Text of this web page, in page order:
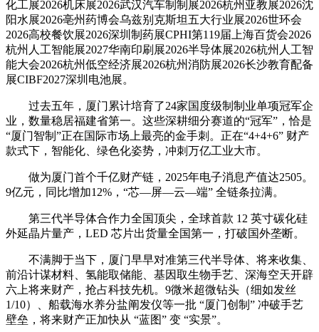
化工展2026机床展2026武汉汽车制制展2026杭州亚教展2026沈
阳水展2026亳州药博会乌兹别克斯坦五大行业展2026世环会
2026高校餐饮展2026深圳制药展CPHI第119届上海百货会2026
杭州人工智能展2027华南印刷展2026半导体展2026杭州人工智
能大会2026杭州低空经济展2026杭州消防展2026长沙教育配备
展CIBF2027深圳电池展。
过去五年，厦门累计培育了24家国度级制制业单项冠军企
业，数量稳居福建省第一。这些深耕细分赛道的“冠军”，恰是
“厦门智制”正在国际市场上最亮的金手刺。正在“4+4+6” 财产
款式下，智能化、绿色化姿势，冲刺万亿工业大市。
做为厦门首个千亿财产链，2025年电子消息产值达2505。
9亿元，同比增加12%，“芯—屏—云—端” 全链条拉满。
第三代半导体合作力全国顶尖，全球首款 12 英寸碳化硅
外延晶片量产，LED 芯片出货量全国第一，打破国外垄断。
不满脚于当下，厦门早早对准第三代半导体、将来收集、
前沿计谋材料、氢能取储能、基因取生物手艺、深海空天开辟
六上将来财产，抢占科技先机。9微米超微钻头（细如发丝
1/10）、船载海水养分盐阐发仪等一批 “厦门创制” 冲破手艺
壁垒，将来财产正加快从 “蓝图” 变 “实景”。